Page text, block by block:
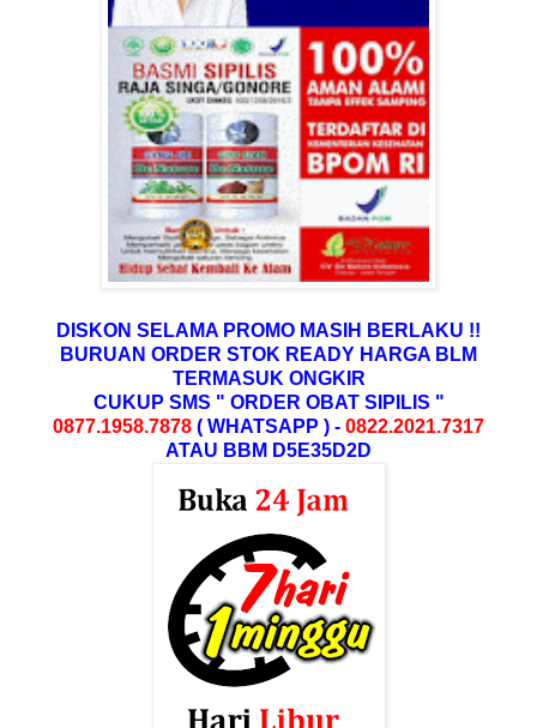
DISKON SELAMA PROMO MASIH BERLAKU !!
BURUAN ORDER STOK READY HARGA BLM
TERMASUK ONGKIR
CUKUP SMS " ORDER OBAT SIPILIS "
0877.1958.7878 ( WHATSAPP ) - 0822.2021.7317
ATAU BBM D5E35D2D